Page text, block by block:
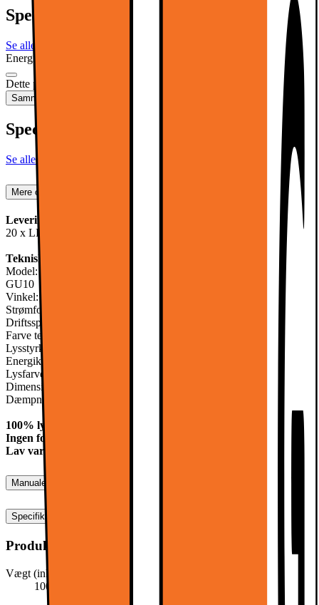
Specifikationer
Se alle specifikationer
Energimærkning
Dette produkt er ikke tilgængeligt
Sammenlign
Specifikationer
Se alle specifikationer
Mere om produktet
Leveringsomfang:
20 x LED COB Lampe neutral hvid
Teknisk information:
Model: neutral hvid GU10 9W
GU10
Vinkel: 60 °
Strømforbrug: 9W (9W LED svarer til 60W halogen)
Driftsspænding: 220 - 240V AC
Farve temperatur: neutral hvid: 4000 K
Lysstyrke: 466 lumen
Energiklasse: A +
Lysfarve: neutral hvid
Dimension (D x L): 9W: 50x75 mm
Dæmpning: Kan dæmpes
100% lysstyrke i 0,1 sekunder (ingen forsinkelse)
Ingen forsinkelse - Instant 100% lysstyrke
Lav varme under drift
Manualer, downloads, garanti og support
Specifikationer
Produktmål
Vægt (inkl. emballage)
100,0 g